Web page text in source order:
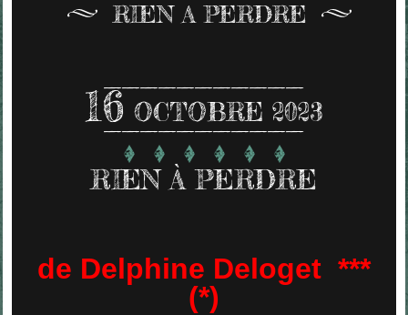
RIEN A PERDRE
16 OCTOBRE 2023
RIEN À PERDRE
de Delphine Deloget ***
(*)